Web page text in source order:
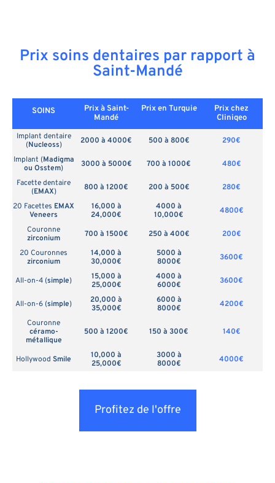
Prix soins dentaires par rapport à
Saint-Mandé
SOINS
Prix à Saint-
Mandé
Prix en Turquie
Prix chez
Cliniqeo
Implant dentaire
(Nucleoss) 2000 à 4000€ 500 à 800€
290€
Implant (Madigma
ou Osstem) 3000 à 5000€ 700 à 1000€
480€
Facette dentaire
(EMAX) 800 à 1200€ 200 à 500€
280€
20 Facettes EMAX
Veneers
16,000 à
24,000€
4000 à
10,000€
4800€
Couronne
zirconium
700 à 1500€ 250 à 400€
200€
20 Couronnes
zirconium
14,000 à
30,000€
5000 à
8000€
3600€
All-on-4 (simple)
15,000 à
25,000€
4000 à
6000€
3600€
All-on-6 (simple)
20,000 à
35,000€
6000 à
8000€
4200€
Couronne
céramo-
métallique
500 à 1200€ 150 à 300€ 140€
Hollywood Smile
10,000 à
25,000€
3000 à
8000€
4000€
Profitez de l'offre